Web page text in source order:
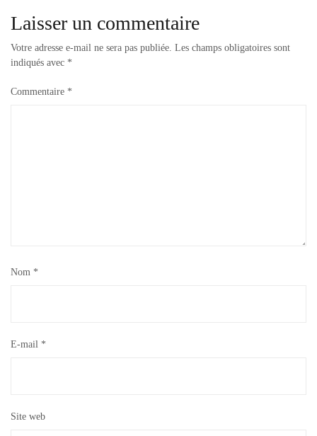
Laisser un commentaire
Votre adresse e-mail ne sera pas publiée. Les champs obligatoires sont
indiqués avec *
Commentaire *
Nom *
E-mail *
Site web